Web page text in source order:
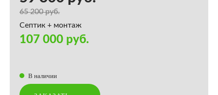
65 200 руб.
Септик + монтаж
107 000 руб.
В наличии